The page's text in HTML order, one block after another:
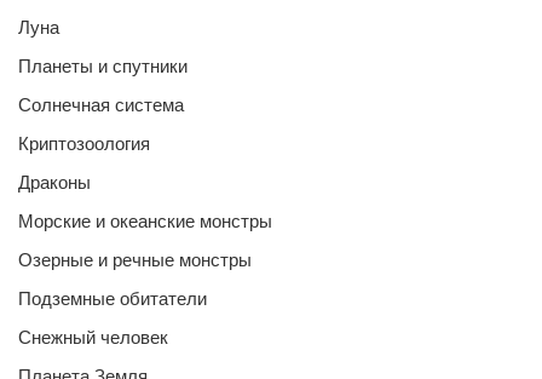
Луна
Планеты и спутники
Солнечная система
Криптозоология
Драконы
Морские и океанские монстры
Озерные и речные монстры
Подземные обитатели
Снежный человек